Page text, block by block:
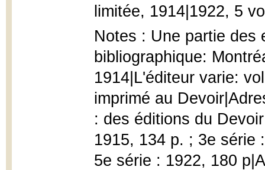
limitée, 1914|1922, 5
Notes : Une partie des
bibliographique:
1914|L'éditeur varie:
imprimé au
: des éditions du
1915, 134 p. ; 3e série
5e série : 1922, 180